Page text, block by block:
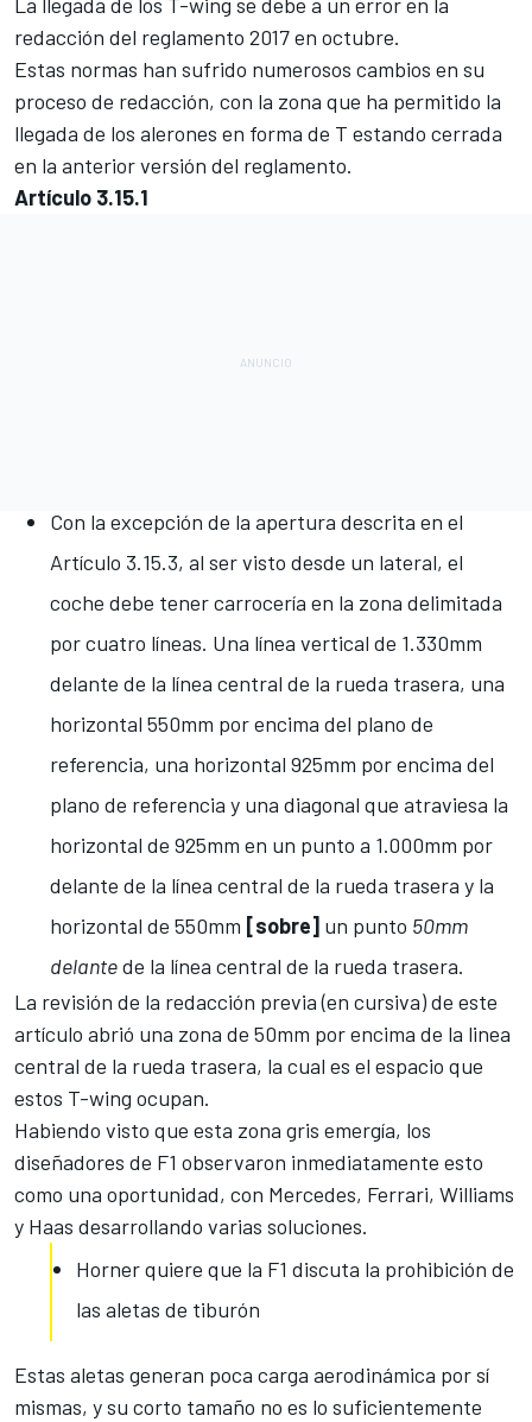
redacción del reglamento 2017en octubre.
Estas normas han sufrido numerosos cambios en su
proceso de redacción, con la zona que ha permitido la
llegada de los alerones en forma de T estando cerrada
en la anterior versión del reglamento.
Artículo 3.15.1
Con la excepción de la apertura descrita en el
Artículo 3.15.3, al ser visto desde un lateral, el
coche debe tener carrocería en la zona delimitada
por cuatro líneas. Una línea vertical de 1.330mm
delante de la línea central de la rueda trasera, una
horizontal 550mm por encima del plano de
referencia, una horizontal 925mm por encima del
plano de referencia y una diagonal que atraviesa la
horizontal de 925mm en un punto a 1.000mm por
delante de la línea central de la rueda trasera y la
horizontal de 550mm [sobre] un punto 50mm
delantede la línea central de la rueda trasera.
La revisión de la redacción previa (en cursiva) de este
artículo abrió una zona de 50mm por encima de la linea
central de la rueda trasera, la cual es el espacio que
estos T-wing ocupan.
Habiendo visto que esta zona gris emergía, los
diseñadores de F1 observaron inmediatamente esto
como una oportunidad, con Mercedes, Ferrari, Williams
y Haas desarrollando varias soluciones.
Horner quiere que la F1 discuta la prohibición de
las aletas de tiburón
Estas aletas generan poca carga aerodinámica por sí
mismas, y su corto tamaño no es lo suficientemente